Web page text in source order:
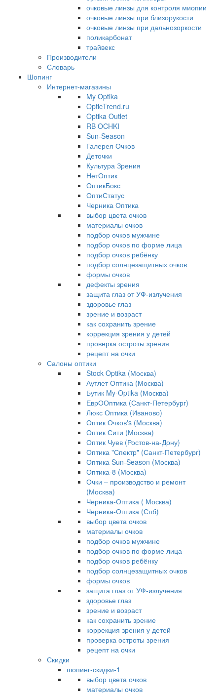
очковые линзы для контроля миопии
очковые линзы при близорукости
очковые линзы при дальнозоркости
поликарбонат
трайвекс
Производители
Словарь
Шопинг
Интернет-магазины
My Optika
OpticTrend.ru
Optika Outlet
RB OCHKI
Sun-Season
Галерея Очков
Деточки
Культура Зрения
НетОптик
ОптикБокс
ОптиСтатус
Черника Оптика
выбор цвета очков
материалы очков
подбор очков мужчине
подбор очков по форме лица
подбор очков ребёнку
подбор солнцезащитных очков
формы очков
дефекты зрения
защита глаз от УФ-излучения
здоровье глаз
зрение и возраст
как сохранить зрение
коррекция зрения у детей
проверка остроты зрения
рецепт на очки
Салоны оптики
Stock Optika (Москва)
Аутлет Оптика (Москва)
Бутик My-Optika (Москва)
ЕврООптика (Санкт-Петербург)
Люкс Оптика (Иваново)
Оптик Очков's (Москва)
Оптик Сити (Москва)
Оптик Чуев (Ростов-на-Дону)
Оптика "Спектр" (Санкт-Петербург)
Оптика Sun-Season (Москва)
Оптика-8 (Москва)
Очки – производство и ремонт
(Москва)
Черника-Оптика ( Москва)
Черника-Оптика (Спб)
выбор цвета очков
материалы очков
подбор очков мужчине
подбор очков по форме лица
подбор очков ребёнку
подбор солнцезащитных очков
формы очков
защита глаз от УФ-излучения
здоровье глаз
зрение и возраст
как сохранить зрение
коррекция зрения у детей
проверка остроты зрения
рецепт на очки
Скидки
шопинг-скидки-1
выбор цвета очков
материалы очков